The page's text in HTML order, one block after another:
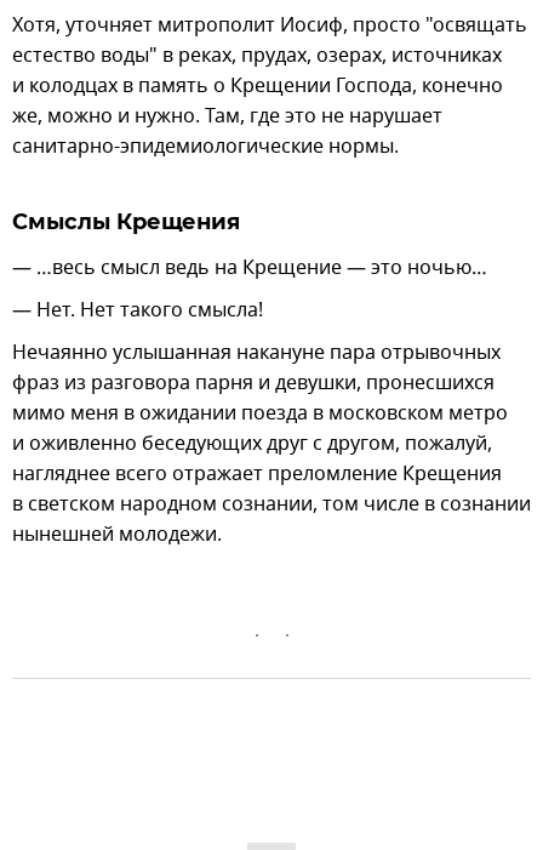
Хотя, уточняет митрополит Иосиф, просто "освящать
естество воды" в реках, прудах, озерах, источниках
и колодцах в память о Крещении Господа, конечно
же, можно и нужно. Там, где это не нарушает
санитарно-эпидемиологические нормы.
Смыслы Крещения
— …весь смысл ведь на Крещение — это ночью…
— Нет. Нет такого смысла!
Нечаянно услышанная накануне пара отрывочных
фраз из разговора парня и девушки, пронесшихся
мимо меня в ожидании поезда в московском метро
и оживленно беседующих друг с другом, пожалуй,
нагляднее всего отражает преломление Крещения
в светском народном сознании, том числе в сознании
нынешней молодежи.